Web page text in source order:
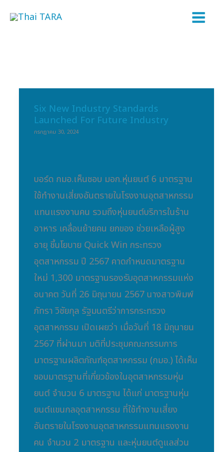
Six New Industry Standards
Launched For Future Industry
กรกฎาคม 30, 2024
บอร์ด กมอ.เห็นชอบ มอก.หุ่นยนต์ 6 มาตรฐาน
ใช้ทำงานเสี่ยงอันตรายในโรงงานอุตสาหกรรม
แทนแรงงานคน รวมถึงหุ่นยนต์บริการในร้าน
อาหาร เคลื่อนย้ายคน ยกของ ช่วยเหลือผู้สูง
อายุ ชี้นโยบาย Quick Win กระทรวง
อุตสาหกรรม ปี 2567 คาดกำหนดมาตรฐาน
ใหม่ 1,300 มาตรฐานรองรับอุตสาหกรรมแห่ง
อนาคต วันที่ 26 มิถุนายน 2567 นางสาวพิมพ์
ภัทรา วิชัยกุล รัฐมนตรีว่าการกระทรวง
อุตสาหกรรม เปิดเผยว่า เมื่อวันที่ 18 มิถุนายน
2567 ที่ผ่านมา มติที่ประชุมคณะกรรมการ
มาตรฐานผลิตภัณฑ์อุตสาหกรรม (กมอ.) ได้เห็น
ชอบมาตรฐานที่เกี่ยวข้องในอุตสาหกรรมหุ่น
ยนต์ จำนวน 6 มาตรฐาน ได้แก่ มาตรฐานหุ่น
ยนต์แขนกลอุตสาหกรรม ที่ใช้ทำงานเสี่ยง
อันตรายในโรงงานอุตสาหกรรมแทนแรงงาน
คน จำนวน 2 มาตรฐาน และหุ่นยนต์ดูแลส่วน
Six
new
launched
for
Future
Industry